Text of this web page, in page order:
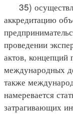
35)
аккредитацию
проведении
актов, концепций
международных
также
намеревается
затрагивающих